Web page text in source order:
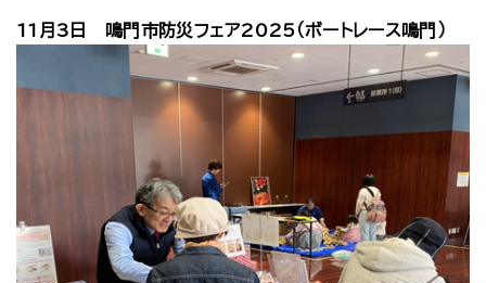
11月3日 鳴門市防災フェア2025（ボートレース鳴門）